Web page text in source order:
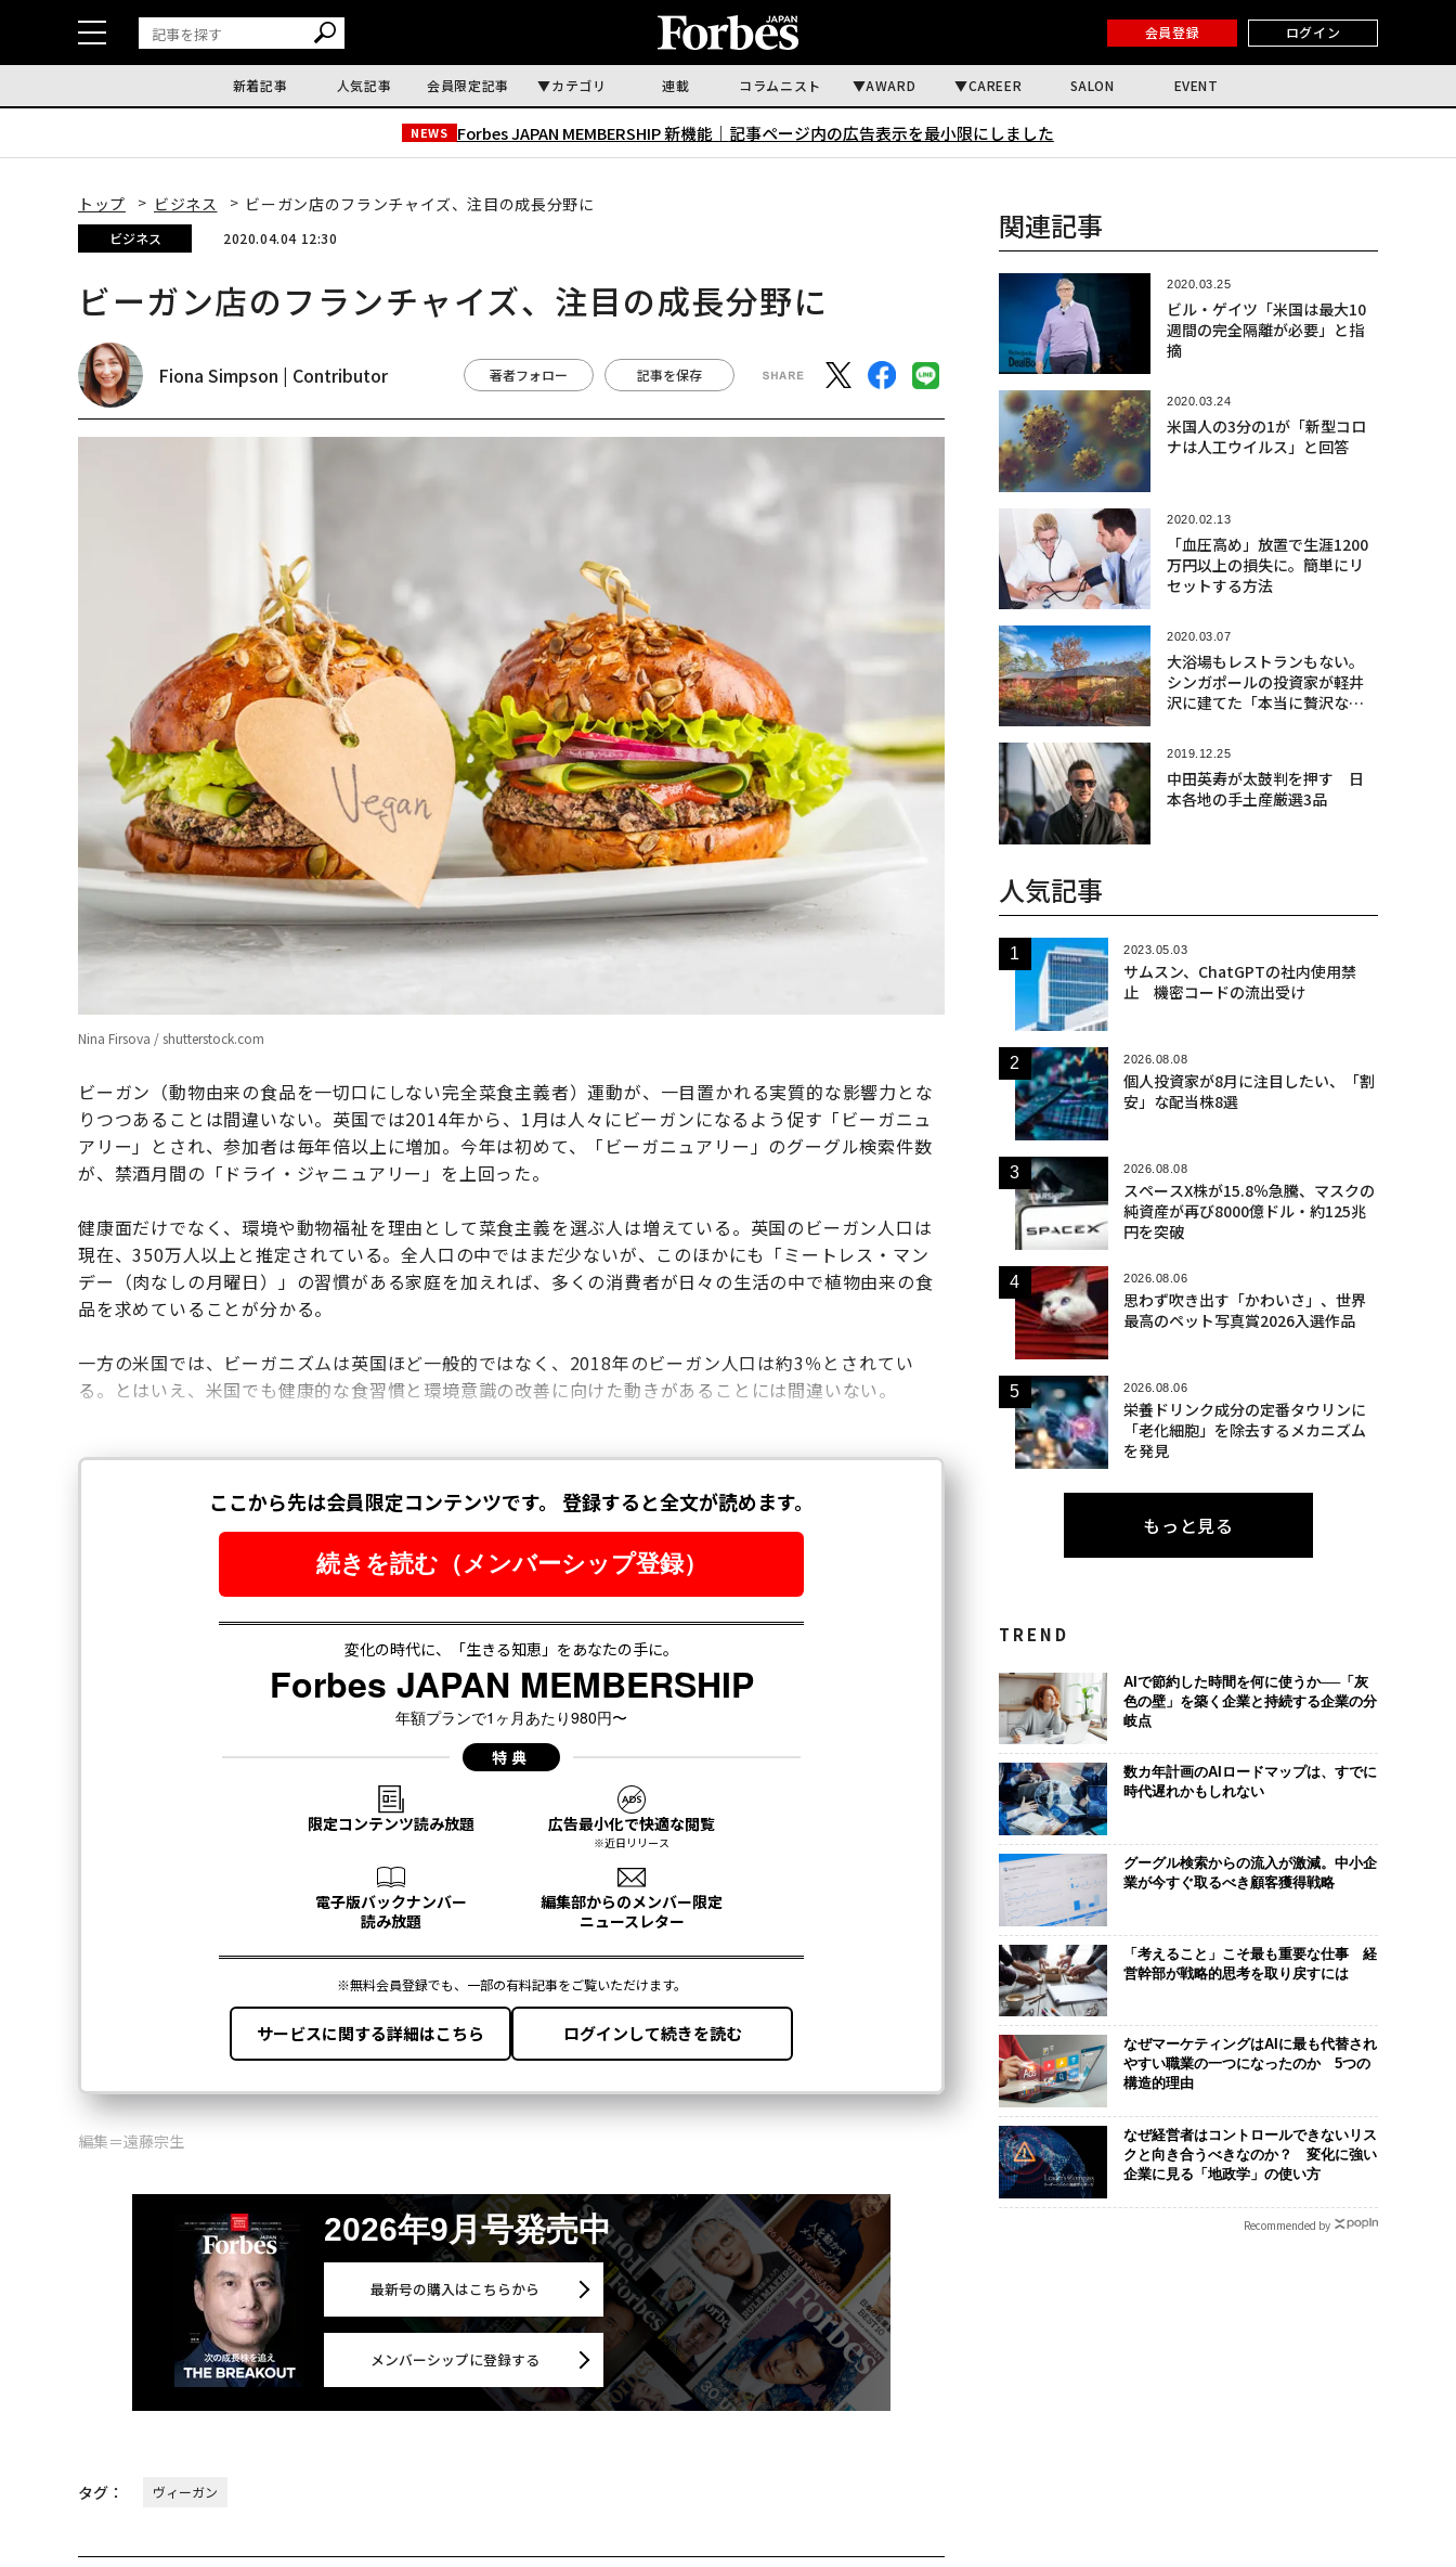
会員登録 ログイン
新着記事 人気記事 会員限定記事 カテゴリ 連載 コラムニスト AWARD CAREER SALON EVENT
NEWS Forbes JAPAN MEMBERSHIP 新機能｜ 記事ページ内の広告表示を最小限にしました
トップ ビジネス ビーガン店のフランチャイズ、注目の成長分野に
ビジネス 2020.04.04 12:30
ビーガン店のフランチャイズ、注目の成長分野に
Fiona Simpson | Contributor 著者フォロー 記事を保存
Nina Firsova / shutterstock.com
ビーガン（動物由来の食品を一切口にしない完全菜食主義者）運動が、一目置かれる実質的な影響力とな
りつつあることは間違いない。英国では2014年から、1月は人々にビーガンになるよう促す「ビーガニュ
アリー」とされ、参加者は毎年倍以上に増加。今年は初めて、「ビーガニュアリー」のグーグル検索件数
が、禁酒月間の「ドライ・ジャニュアリー」を上回った。
健康面だけでなく、環境や動物福祉を理由として菜食主義を選ぶ人は増えている。英国のビーガン人口は
現在、350万人以上と推定されている。全人口の中ではまだ少ないが、このほかにも「ミートレス・マン
デー（肉なしの月曜日）」の習慣がある家庭を加えれば、多くの消費者が日々の生活の中で植物由来の食
品を求めていることが分かる。
一方の米国では、ビーガニズムは英国ほど一般的ではなく、2018年のビーガン人口は約3％とされてい
る。とはいえ、米国でも健康的な食習慣と環境意識の改善に向けた動きがあることには間違いない。
編集＝遠藤宗生
2026年9月号発売中
最新号の購入はこちらから
メンバーシップに登録する
タグ： ヴィーガン
関連記事
2020.03.25
ビル・ゲイツ「米国は最大10
週間の完全隔離が必要」と指
摘
2020.03.24
米国人の3分の1が「新型コロ
ナは人工ウイルス」と回答
2020.02.13
「血圧高め」放置で生涯1200
万円以上の損失に。簡単にリ
セットする方法
2020.03.07
大浴場もレストランもない。
シンガポールの投資家が軽井
沢に建てた「本当に贅沢な
2019.12.25
中田英寿が太鼓判を押す 日
本各地の手土産厳選3品
人気記事
2023.05.03
サムスン、ChatGPTの社内使用禁
止 機密コードの流出受け
2026.08.08
個人投資家が8月に注目したい、「割
安」な配当株8選
2026.08.08
スペースX株が15.8％急騰、マスクの
純資産が再び8000億ドル・約125兆
円を突破
2026.08.06
思わず吹き出す「かわいさ」、世界
最高のペット写真賞2026入選作品
2026.08.06
栄養ドリンク成分の定番タウリンに
「老化細胞」を除去するメカニズム
を発見
もっと見る
TREND
AIで節約した時間を何に使うか──「灰
色の壁」を築く企業と持続する企業の分
岐点
数カ年計画のAIロードマップは、すでに
時代遅れかもしれない
グーグル検索からの流入が激減。中小企
業が今すぐ取るべき顧客獲得戦略
「考えること」こそ最も重要な仕事 経
営幹部が戦略的思考を取り戻すには
なぜマーケティングはAIに最も代替され
やすい職業の一つになったのか 5つの
構造的理由
なぜ経営者はコントロールできないリス
クと向き合うべきなのか？ 変化に強い
企業に見る「地政学」の使い方
Recommended by